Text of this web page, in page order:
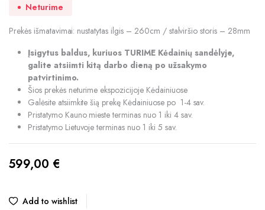
Neturime
Prekės išmatavimai: nustatytas ilgis – 260cm / stalviršio storis – 28mm
Įsigytus baldus, kuriuos TURIME Kėdainių sandėlyje,
galite atsiimti kitą darbo dieną po užsakymo
patvirtinimo.
Šios prekės neturime ekspozicijoje Kėdainiuose
Galėsite atsiimkite šią prekę Kėdainiuose po 1-4 sav.
Pristatymo Kauno mieste terminas nuo 1 iki 4 sav.
Pristatymo Lietuvoje terminas nuo 1 iki 5 sav.
599,00 €
Add to wishlist